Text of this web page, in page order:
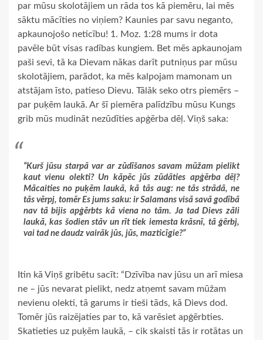
par mūsu skolotājiem un rāda tos kā piemēru, lai mēs
sāktu mācīties no viņiem? Kaunies par savu neganto,
apkaunojošo neticību! 1. Moz. 1:28 mums ir dota
pavēle būt visas radības kungiem. Bet mēs apkaunojam
paši sevi, tā ka Dievam nākas darīt putniņus par mūsu
skolotājiem, parādot, ka mēs kalpojam mamonam un
atstājam īsto, patieso Dievu. Tālāk seko otrs piemērs –
par puķēm laukā. Ar šī piemēra palīdzību mūsu Kungs
grib mūs mudināt nezūdīties apģērba dēļ. Viņš saka:
“Kurš jūsu starpā var ar zūdīšanos savam mūžam pielikt
kaut vienu olekti? Un kāpēc jūs zūdāties apģērba dēļ?
Mācaities no puķēm laukā, kā tās aug: ne tās strādā, ne
tās vērpj, tomēr Es jums saku: ir Salamans visā savā godībā
nav tā bijis apģērbts kā viena no tām. Ja tad Dievs zāli
laukā, kas šodien stāv un rīt tiek iemesta krāsnī, tā ģērbj,
vai tad ne daudz vairāk jūs, jūs, mazticīgie?”
Itin kā Viņš gribētu sacīt: “Dzīvība nav jūsu un arī miesa
ne – jūs nevarat pielikt, nedz atņemt savam mūžam
nevienu olekti, tā garums ir tieši tāds, kā Dievs dod.
Tomēr jūs raizējaties par to, kā varēsiet apģērbties.
Skatieties uz puķēm laukā, – cik skaisti tās ir rotātas un